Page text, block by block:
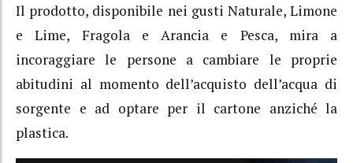
Il prodotto, disponibile nei gusti Naturale, Limone
e Lime, Fragola e Arancia e Pesca, mira a
incoraggiare le persone a cambiare le proprie
abitudini al momento dell’acquisto dell’acqua di
sorgente e ad optare per il cartone anziché la
plastica.